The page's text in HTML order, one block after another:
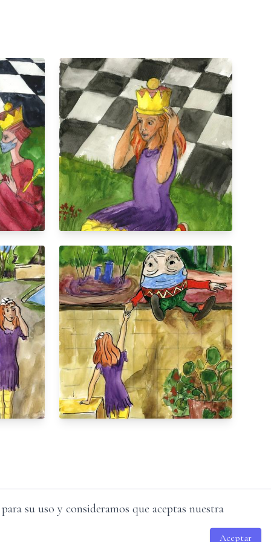
su uso y consideramos que aceptas nuestra
Aceptar